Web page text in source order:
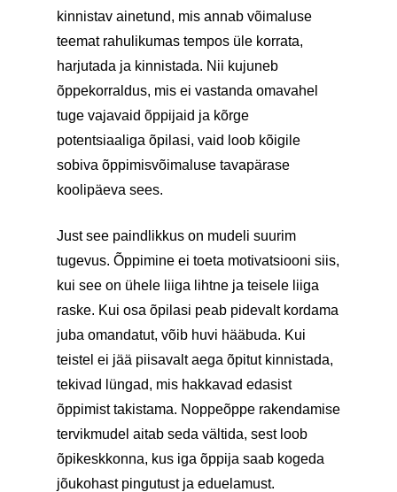
kinnistav ainetund, mis annab võimaluse
teemat rahulikumas tempos üle korrata,
harjutada ja kinnistada. Nii kujuneb
õppekorraldus, mis ei vastanda omavahel
tuge vajavaid õppijaid ja kõrge
potentsiaaliga õpilasi, vaid loob kõigile
sobiva õppimisvõimaluse tavapärase
koolipäeva sees.
Just see paindlikkus on mudeli suurim
tugevus. Õppimine ei toeta motivatsiooni siis,
kui see on ühele liiga lihtne ja teisele liiga
raske. Kui osa õpilasi peab pidevalt kordama
juba omandatut, võib huvi hääbuda. Kui
teistel ei jää piisavalt aega õpitut kinnistada,
tekivad lüngad, mis hakkavad edasist
õppimist takistama. Noppeõppe rakendamise
tervikmudel aitab seda vältida, sest loob
õpikeskkonna, kus iga õppija saab kogeda
jõukohast pingutust ja eduelamust.